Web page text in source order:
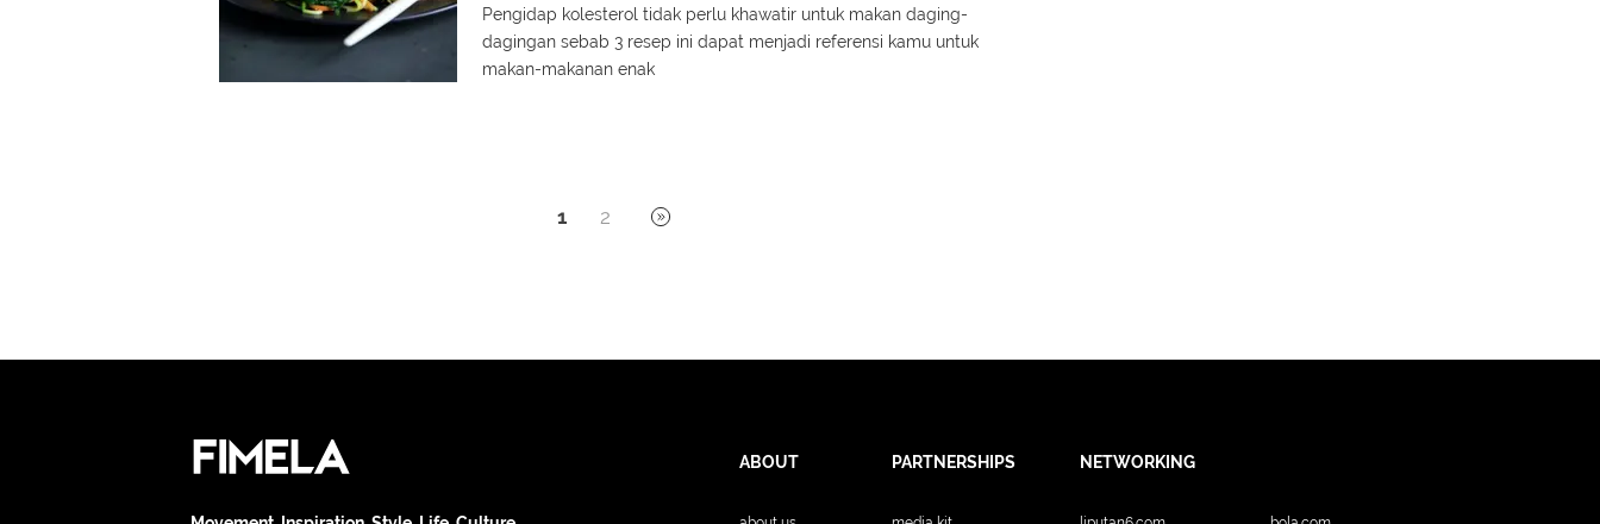
Pengidap kolesterol tidak perlu khawatir untuk makan daging-
dagingan sebab 3 resep ini dapat menjadi referensi kamu untuk
makan-makanan enak
1 2
ABOUT PARTNERSHIPS NETWORKING